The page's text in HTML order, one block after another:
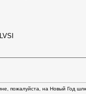
пожалуйста, на Новый Год